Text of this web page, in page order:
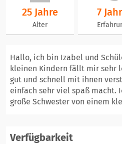
25 Jahre
Alter
7
Hallo, ich bin Izabel und
kleinen Kindern fällt mir sehr
gut und schnell mit ihnen
einfach sehr viel spaß macht.
große Schwester von einem
Verfügbarkeit